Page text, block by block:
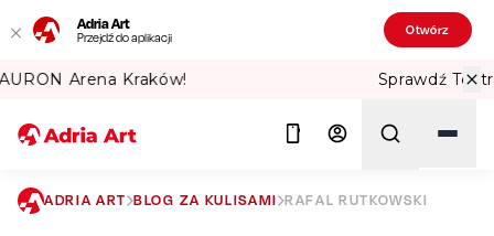
Adria Art
Przejdź do aplikacji Otwórz
Sprawdź Teatralne Lato w PKiN! 🏛️
ADRIA ART BLOG ZA KULISAMI RAFAL RUTKOWSKI